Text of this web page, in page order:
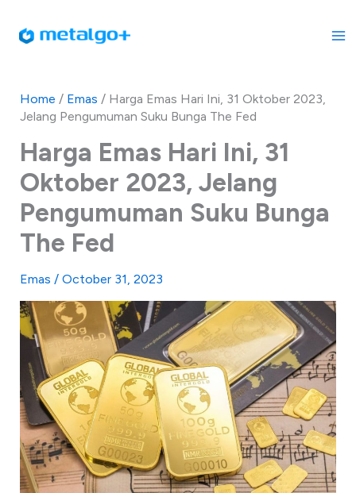
Home / Emas / Harga Emas Hari Ini, 31 Oktober 2023,
Jelang Pengumuman Suku Bunga The Fed
Harga Emas Hari Ini, 31
Oktober 2023, Jelang
Pengumuman Suku Bunga
The Fed
Emas / October 31, 2023